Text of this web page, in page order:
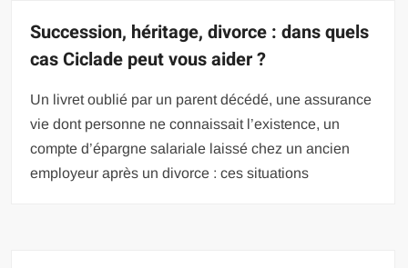
Succession, héritage, divorce : dans quels
cas Ciclade peut vous aider ?
Un livret oublié par un parent décédé, une assurance
vie dont personne ne connaissait l’existence, un
compte d’épargne salariale laissé chez un ancien
employeur après un divorce : ces situations